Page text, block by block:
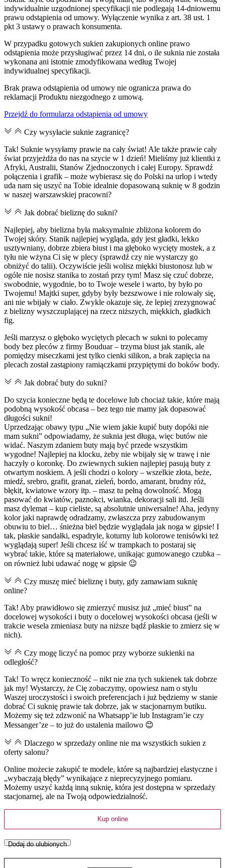
indywidualnie uzgodnionej specyfikacji nie podlegają 14-dniowemu
prawu odstąpienia od umowy. Wyłączenie wynika z art. 38 ust. 1
pkt 3 ustawy o prawach konsumenta.
W przypadku gotowych sukien zakupionych online prawo
odstąpienia może przysługiwać przez 14 dni, o ile suknia nie została
wykonana ani istotnie zmodyfikowana według Twojej
indywidualnej specyfikacji.
Brak prawa odstąpienia od umowy nie ogranicza prawa do
reklamacji Produktu niezgodnego z umową.
Przejdź do formularza odstąpienia od umowy
Czy wysyłacie suknie zagranicę?
Tak! Suknie wysyłamy prawie na cały świat! Ale także prawie cały
świat przyjeżdża do nas na szycie w 1 dzień! Mieliśmy już klientki z
Afryki, Australii, Stanów Zjednoczonych i całej Europy. Sprawdź
połączenia i grafik – może wybierasz się do Polski na urlop i wtedy
uda nam się uszyć na Tobie idealnie dopasowaną suknię w 8 godzin
w naszej warszawskiej pracowni?
Jak dobrać bieliznę do sukni?
Najlepiej, aby bielizna była maksymalnie zbliżona kolorem do
Twojej skóry. Stanik najlepiej wygląda, gdy jest gładki, lekko
usztywniany, dobrze zbiera biust i ma głęboko wycięty mostek, a z
tyłu nie wżyna Ci się w plecy (sprawdź czy nie wystarczy go
obniżyć do talii). Oczywiście jeśli wolisz miękki biustonosz lub w
ogóle nie nosisz stanika to zostań przy tym! Masz się czuć dobrze,
swobodnie, wygodnie, bo to Twoje wesele i warto, by było po
Twojemu! Majtki super, gdyby były bezszwowe i nie rolowały się,
ani nie wbijały w ciało. Zwykle okazuje się, że lepiej zrezygnować
z bielizny wyszczuplającej na rzecz niższych, miękkich, gładkich
fig.
Jeśli marzysz o głęboko wyciętych plecach w sukni to polecamy
body bez pleców z firmy Bouduar – trzyma biust jak stanik, ale
pomiędzy miseczkami jest tylko cienki silikon, a brak zapięcia na
plecach został zastąpiony ramiączkami przypiętymi do boków body.
Jak dobrać buty do sukni?
Do szycia konieczne będą te docelowe lub chociaż takie, które mają
podobną wysokość obcasa – bez tego nie mamy jak dopasować
długości sukni!
Uprzedzając obawy typu „Nie wiem jakie kupić buty dopóki nie
mam sukni” odpowiadamy, że suknia jest długa, więc butów nie
widać. Naszym zdaniem buty mają być przede wszystkim
wygodne! Najlepiej na klocku, żeby nie wbijały się w trawę i nie
haczyły o koronkę. Do zwiewnych sukien najlepiej pasują buty z
otwartym noskiem. A jeśli chodzi o kolory – wszelkie złota, beże,
miedź, srebro, grafit, granat, zieleń, bordo, amarant, brudny róż,
błękit, kwiatowe wzory itp. – masz tu pełną dowolność. Mogą
pasować do kwiatów, paznokci, wianka, dekoracji sali itd. Jeśli
masz dylemat – kup cieliste, są absolutnie uniwersalne! Aha, jedyny
kolor jaki naprawdę odradzamy, zwłaszcza przy zabudowanym
obuwiu to biel… śnieżna biel będzie wyglądała jak noga w gipsie! I
tak, płaskie sandałki, espadryle, koturny lub kolorowe tenisówki też
wyglądają super! Jeśli chcesz iść w trampkach to postaraj się
wybrać takie, które są materiałowe, unikając gumowanego czubka –
on również lubi udawać nogę w gipsie 😉
Czy muszę mieć bieliznę i buty, gdy zamawiam suknię
online?
Tak! Aby prawidłowo się zmierzyć musisz już „mieć biust” na
docelowej wysokości i buty o docelowej wysokości obcasa (jeśli w
trakcie wesela zmieniasz buty na niższe bądź płaskie to zmierz się w
nich).
Czy mogę liczyć na pomoc przy wyborze sukienki na
odległość?
Tak! To wręcz konieczność – nikt nie zna tych sukienek tak dobrze
jak my! Wystarczy, że Cię zobaczymy, opowiesz nam o stylu
Waszej uroczystości i swoich preferencjach i już będziemy w stanie
dobrać Ci suknię prawie tak dobrze, jak w stacjonarnym butiku.
Możemy się też zdzwonić na Whatsapp’ie lub Instagram’ie czy
Messanger’ze – to już do ustalenia mailowo 😊
Dlaczego w sprzedaży online nie ma wszystkich sukien z
oferty salonu?
Online możecie zakupić te modele, które są najbardziej elastyczne i
„wybaczają błędy” wynikające z nieprecyzyjnego pomiaru.
Możemy uszyć każdą inną suknię, która jest dostępna w sprzedaży
stacjonarnej, ale na Twoją odpowiedzialność.
Kup online
Dodaj do ulubionych